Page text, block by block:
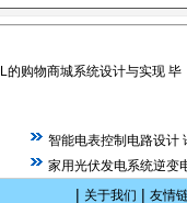
的购物商城系统设计与实现 毕
智能电表控制电路设计
家用光伏发电系统逆变
| 关于我们 | 友情